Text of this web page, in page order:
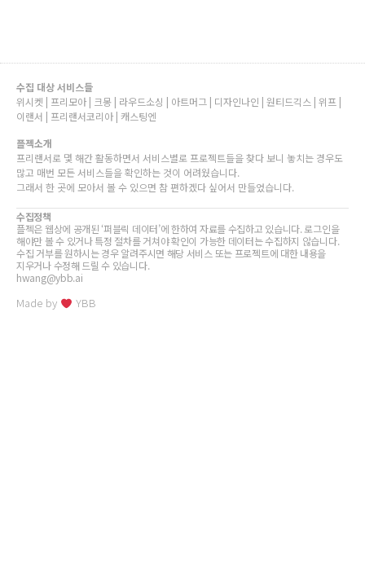
수집 대상 서비스들
위시켓 | 프리모아 | 크몽 | 라우드소싱 | 아트머그 | 디자인나인 | 원티드긱스 | 위프 |
이랜서 | 프리랜서코리아 | 캐스팅엔
플젝소개
프리랜서로 몇 해간 활동하면서 서비스별로 프로젝트들을 찾다 보니 놓치는 경우도
많고 매번 모든 서비스들을 확인하는 것이 어려웠습니다.
그래서 한 곳에 모아서 볼 수 있으면 참 편하겠다 싶어서 만들었습니다.
수집정책
플젝은 웹상에 공개된 ‘퍼블릭 데이터’에 한하여 자료를 수집하고 있습니다. 로그인을
해야만 볼 수 있거나 특정 절차를 거쳐야 확인이 가능한 데이터는 수집하지 않습니다.
수집 거부를 원하시는 경우 알려주시면 해당 서비스 또는 프로젝트에 대한 내용을
지우거나 수정해 드릴 수 있습니다.
hwang@ybb.ai
Made by YBB